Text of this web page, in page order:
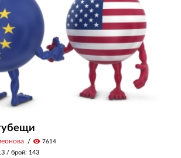
visibility 7614
/ брой: 143